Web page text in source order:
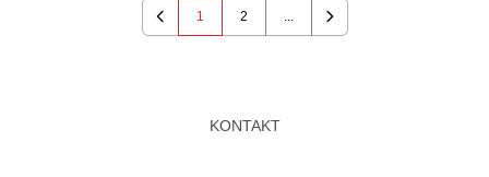
Previous
1 2 ...
Next
KONTAKT